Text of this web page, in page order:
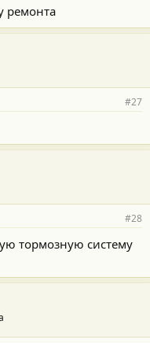
ремонта
#27
#28
тормозную систему